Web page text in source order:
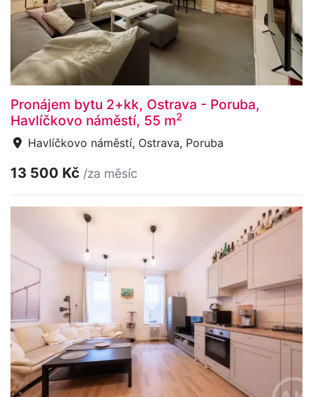
Pronájem bytu 2+kk, Ostrava - Poruba,
Havlíčkovo náměstí, 55 m2
Havlíčkovo náměstí, Ostrava, Poruba
13 500 Kč /za měsíc